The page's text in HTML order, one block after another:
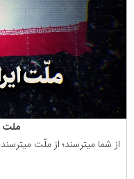
ملت
از شما میترسند؛ از ملّت